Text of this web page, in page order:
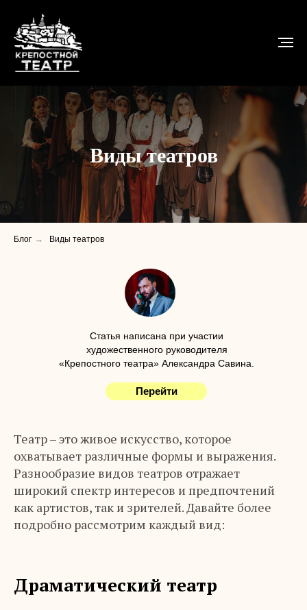
Виды театров
Блог → Виды театров
Статья написана при участии
художественного руководителя
«Крепостного театра» Александра Савина.
Перейти
Театр – это живое искусство, которое
охватывает различные формы и выражения.
Разнообразие видов театров отражает
широкий спектр интересов и предпочтений
как артистов, так и зрителей. Давайте более
подробно рассмотрим каждый вид:
Драматический театр